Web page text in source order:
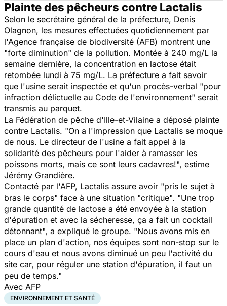
Plainte des pêcheurs contre Lactalis
Selon le secrétaire général de la préfecture, Denis
Olagnon, les mesures effectuées quotidiennement par
l'Agence française de biodiversité (AFB) montrent une
"forte diminution" de la pollution. Montée à 240 mg/L la
semaine dernière, la concentration en lactose était
retombée lundi à 75 mg/L. La préfecture a fait savoir
que l'usine serait inspectée et qu'un procès-verbal "pour
infraction délictuelle au Code de l'environnement" serait
transmis au parquet.
La Fédération de pêche d'Ille-et-Vilaine a déposé plainte
contre Lactalis. "On a l'impression que Lactalis se moque
de nous. Le directeur de l'usine a fait appel à la
solidarité des pêcheurs pour l'aider à ramasser les
poissons morts, mais ce sont leurs cadavres!", estime
Jérémy Grandière.
Contacté par l'AFP, Lactalis assure avoir "pris le sujet à
bras le corps" face à une situation "critique". "Une trop
grande quantité de lactose a été envoyée à la station
d'épuration et avec la sécheresse, ça a fait un cocktail
détonnant", a expliqué le groupe. "Nous avons mis en
place un plan d'action, nos équipes sont non-stop sur le
cours d'eau et nous avons diminué un peu l'activité du
site car, pour réguler une station d'épuration, il faut un
peu de temps."
Avec AFP
ENVIRONNEMENT ET SANTÉ